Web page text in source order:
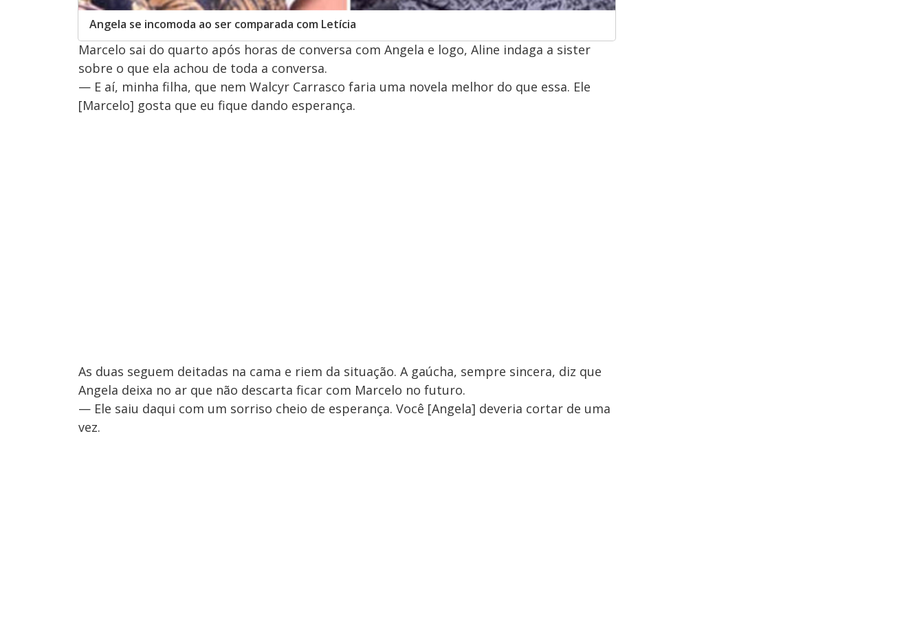
Angela se incomoda ao ser comparada com Letícia
Marcelo sai do quarto após horas de conversa com Angela e logo, Aline indaga a sister
sobre o que ela achou de toda a conversa.
— E aí, minha filha, que nem Walcyr Carrasco faria uma novela melhor do que essa. Ele
[Marcelo] gosta que eu fique dando esperança.
As duas seguem deitadas na cama e riem da situação. A gaúcha, sempre sincera, diz que
Angela deixa no ar que não descarta ficar com Marcelo no futuro.
— Ele saiu daqui com um sorriso cheio de esperança. Você [Angela] deveria cortar de uma
vez.